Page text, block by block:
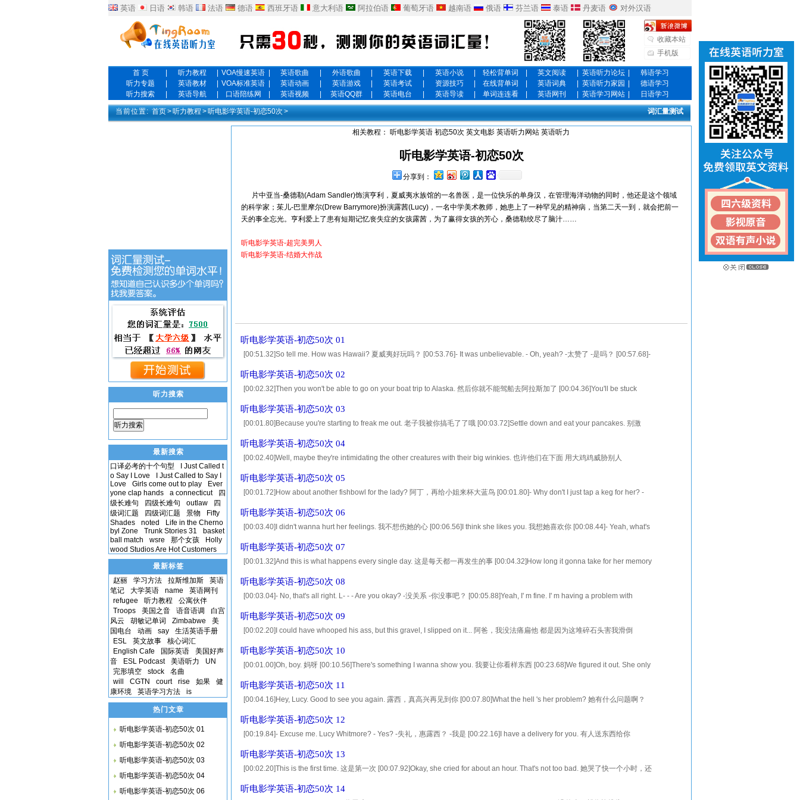
英语 日语 韩语 法语 德语 西班牙语 意大利语 阿拉伯语 葡萄牙语 越南语 俄语 芬兰语 泰语 丹麦语 对外汉语
收藏本站
手机版
首 页 听力教程 VOA慢速英语 英语歌曲 外语歌曲 英语下载 英语小说 轻松背单词 英文阅读 英语听力论坛
韩语学习
听力专题
英语教材 VOA标准英语 英语动画 英语游戏 英语考试 资源技巧 在线背单词 英语词典 英语听力家园
德语学习
听力搜索
英语导航 口语陪练网 英语视频 英语QQ群 英语电台 英语导读 单词连连看 英语网刊 英语学习网站 日语学习
词汇量测试
当前位置: 首页>听力教程 >听电影学英语-初恋50次 >
相关教程：听电影学英语 初恋50次 英文电影 英语听力网站 英语听力
听电影学英语-初恋50次
分享到：
片中亚当-桑德勒(Adam Sandler)饰演亨利，夏威夷水族馆的一名兽医，是一位快乐的单身汉，在管理海洋动物的同时，他还是这个领域
的科学家；茱儿-巴里摩尔(Drew Barrymore)扮演露茜(Lucy)，一名中学美术教师，她患上了一种罕见的精神病，当第二天一到，就会把前一
天的事全忘光。亨利爱上了患有短期记忆丧失症的女孩露茜，为了赢得女孩的芳心，桑德勒绞尽了脑汁……
听电影学英语-超完美男人
听电影学英语-结婚大作战
听电影学英语-初恋50次 01
[00:51.32]So tell me. How was Hawaii? 夏威夷好玩吗？ [00:53.76]- It was unbelievable. - Oh, yeah? -太赞了 -是吗？ [00:57.68]-
听电影学英语-初恋50次 02
[00:02.32]Then you won't be able to go on your boat trip to Alaska. 然后你就不能驾船去阿拉斯加了 [00:04.36]You'll be stuck
听电影学英语-初恋50次 03
[00:01.80]Because you're starting to freak me out. 老子我被你搞毛了了哦 [00:03.72]Settle down and eat your pancakes. 别激
听电影学英语-初恋50次 04
[00:02.40]Well, maybe they're intimidating the other creatures with their big winkies. 也许他们在下面 用大鸡鸡威胁别人
听电影学英语-初恋50次 05
[00:01.72]How about another fishbowl for the lady? 阿丁，再给小姐来杯大蓝鸟 [00:01.80]- Why don't I just tap a keg for her? -
听电影学英语-初恋50次 06
[00:03.40]I didn't wanna hurt her feelings. 我不想伤她的心 [00:06.56]I think she likes you. 我想她喜欢你 [00:08.44]- Yeah, what's
听电影学英语-初恋50次 07
[00:01.32]And this is what happens every single day. 这是每天都一再发生的事 [00:04.32]How long it gonna take for her memory
听电影学英语-初恋50次 08
[00:03.04]- No, that's all right. L- - - Are you okay? -没关系 -你没事吧？ [00:05.88]Yeah, I' m fine. I' m having a problem with
听电影学英语-初恋50次 09
[00:02.20]I could have whooped his ass, but this gravel, I slipped on it... 阿爸，我没法痛扁他 都是因为这堆碎石头害我滑倒
听电影学英语-初恋50次 10
[00:01.00]Oh, boy. 妈呀 [00:10.56]There's something I wanna show you. 我要让你看样东西 [00:23.68]We figured it out. She only
听电影学英语-初恋50次 11
[00:04.16]Hey, Lucy. Good to see you again. 露西，真高兴再见到你 [00:07.80]What the hell 's her problem? 她有什么问题啊？
听电影学英语-初恋50次 12
[00:19.84]- Excuse me. Lucy Whitmore? - Yes? -失礼，惠露西？ -我是 [00:22.16]I have a delivery for you. 有人送东西给你
听电影学英语-初恋50次 13
[00:02.20]This is the first time. 这是第一次 [00:07.92]Okay, she cried for about an hour. That's not too bad. 她哭了快一个小时，还
听电影学英语-初恋50次 14
听力搜索
听力搜索
最新搜索
口译必考的十个句型
I Just Called t
o Say I Love
I Just Called to Say I
Love
Girls come out to play
Ever
yone clap hands
a connecticut
四
级长难句
四级长难句 outlaw
四
级词汇题
四级词汇题 景物
Fifty
Shades
noted
Life in the Cherno
byl Zone
Trunk Stories 31
basket
ball match
wsre 那个女孩
Holly
wood Studios Are Hot Customers
最新标签
赵丽
学习方法 拉斯维加斯
英语
笔记
大学英语 name
英语网刊
refugee
听力教程
公寓伙伴
Troops
美国之音 语音语调
白宫
风云
胡敏记单词 Zimbabwe
美
国电台
动画 say
生活英语手册
ESL
英文故事
核心词汇
English Cafe
国际英语
美国好声
音
ESL Podcast 美语听力
UN
完形填空
stock
名曲
will
CGTN court rise 如果
健
康环境
英语学习方法 is
热门文章
听电影学英语-初恋50次 01
听电影学英语-初恋50次 02
听电影学英语-初恋50次 03
听电影学英语-初恋50次 04
听电影学英语-初恋50次 06